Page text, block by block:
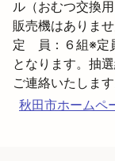
ル（おむつ交換
販売機はありませ
定　員：６組※定
となります。抽
秋田市ホームペ